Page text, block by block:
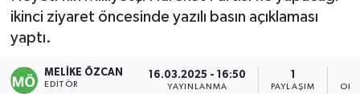
ikinci ziyaret öncesinde yazılı basın açıklaması
yaptı.
MELIKE ÖZCAN
EDITÖR
16.03.2025 - 16:50
YAYINLANMA
1
PAYLAŞIM
Karabük
Devrek
Bolu